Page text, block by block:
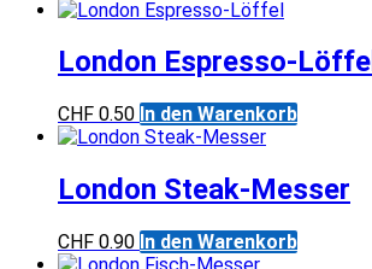
London Espresso-Löffel
CHF 0.50 In den Warenkorb
London Steak-Messer
CHF 0.90 In den Warenkorb